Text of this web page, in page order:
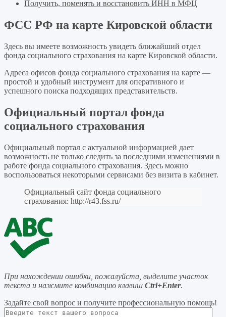
Получить, поменять и восстановить ИНН в МФЦ
ФСС РФ на карте Кировской области
Здесь вы имеете возможность увидеть ближайший отдел
фонда социального страхования на карте Кировской области.
Адреса офисов фонда социального страхования на карте —
простой и удобный инструмент для оперативного и
успешного поиска подходящих представительств.
Официальный портал фонда
социального страхования
Официальный портал с актуальной информацией дает
возможность не только следить за последними изменениями в
работе фонда социального страхования. Здесь можно
воспользоваться некоторыми сервисами без визита в кабинет.
Официальный сайт фонда социального
страхования: http://r43.fss.ru/
При нахождении ошибки, пожалуйста, выделите участок
текста и нажмите комбинацию клавиш Ctrl+Enter.
Задайте свой вопрос и получите профессиональную помощь!